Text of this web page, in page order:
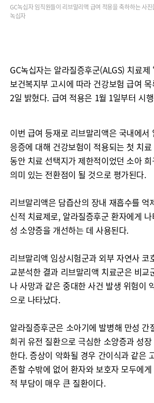
GC녹십자 임직원들이 리브말리액 급여 적용을 축하하는 사
녹십자
GC녹십자는 알라질증후군(ALGS) 치료제
보건복지부 고시에 따라 건강보험 급여
2일 밝혔다. 급여 적용은 1월 1일부터 시
이번 급여 등재로 리브말리액은 국내에서
응증에 대해 건강보험이 적용되는 첫 치
동안 치료 선택지가 제한적이었던 소아
의미 있는 전환점이 될 것으로 평가된다.
리브말리액은 담즙산의 장내 재흡수를 억
신적 치료제로, 알라질증후군 환자에게
성 소양증을 개선하는 데 사용된다.
리브말리액 임상시험군과 외부 자연사 코
교분석한 결과 리브말리액 치료군은 비교
나 사망과 같은 중대한 사건 발생 위험이
으로 나타났다.
알라질증후군은 소아기에 발병해 만성 간
희귀 유전 질환으로 극심한 소양증과 성
한다. 증상이 악화될 경우 간이식과 같은
존할 수밖에 없어 환자와 보호자 모두에게
적 부담이 매우 큰 질환이다.